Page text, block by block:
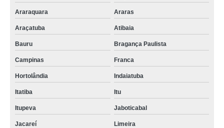
Araraquara Araras
Araçatuba Atibaia
Bauru Bragança Paulista
Campinas Franca
Hortolândia Indaiatuba
Itatiba Itu
Itupeva Jaboticabal
Jacareí Limeira